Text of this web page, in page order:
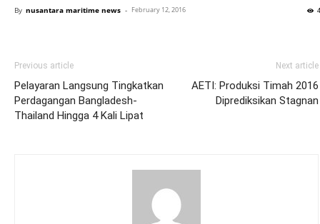
By nusantara maritime news - February 12, 2016
Previous article
Pelayaran Langsung Tingkatkan
Perdagangan Bangladesh-
Thailand Hingga 4 Kali Lipat
Next article
AETI: Produksi Timah 2016
Diprediksikan Stagnan